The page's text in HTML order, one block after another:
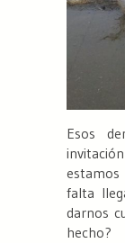
Esos
estamos
falta
darnos
hecho?